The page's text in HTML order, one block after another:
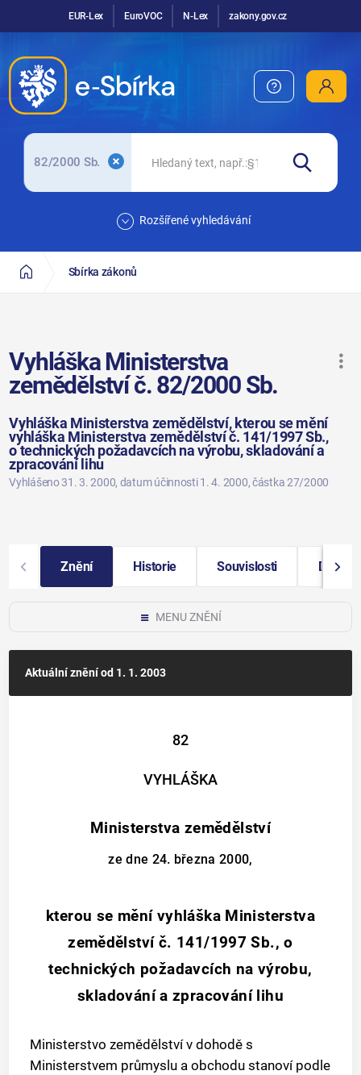
EUR-Lex EuroVOC N-Lex zakony.gov.cz
82/2000 Sb.
Rozšířené vyhledávání
Sbírka zákonů
Vyhláška Ministerstva
zemědělství č. 82/2000 Sb.
Vyhláška Ministerstva zemědělství, kterou se mění
vyhláška Ministerstva zemědělství č. 141/1997 Sb.,
o technických požadavcích na výrobu, skladování a
zpracování lihu
Vyhlášeno 31. 3. 2000, datum účinnosti 1. 4. 2000, částka 27/2000
Znění Historie Souvislosti Další
MENU ZNĚNÍ
Aktuální zněníod 1. 1. 2003
82
VYHLÁŠKA
Ministerstva zemědělství
ze dne 24. března 2000,
kterou se mění vyhláška Ministerstva
zemědělství č. 141/1997 Sb., o
technických požadavcích na výrobu,
skladování a zpracování lihu
Ministerstvo zemědělství v dohodě s
Ministerstvem průmyslu a obchodu stanoví podle